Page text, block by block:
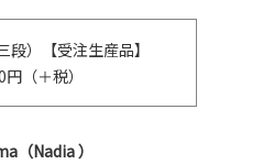
段）【受注生産品】
（＋税）
（Nadia ）